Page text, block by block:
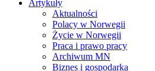
Artykuły
Aktualności
Polacy w Norwegii
Życie w Norwegii
Praca i prawo pracy
Archiwum MN
Biznes i gospodarka